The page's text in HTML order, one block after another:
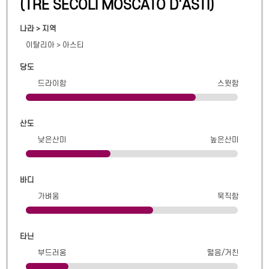
( TRE SECOLI MOSCATO D'ASTI )
나라 > 지역
이탈리아 > 아스티
당도
드라이함
스윗함
산도
낮은산미
높은산미
바디
가벼움
묵직함
타닌
부드러움
떫음/거친